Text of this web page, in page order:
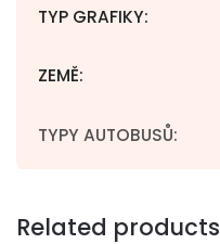
TYP GRAFIKY:
ZEMĚ:
TYPY AUTOBUSŮ:
Related products